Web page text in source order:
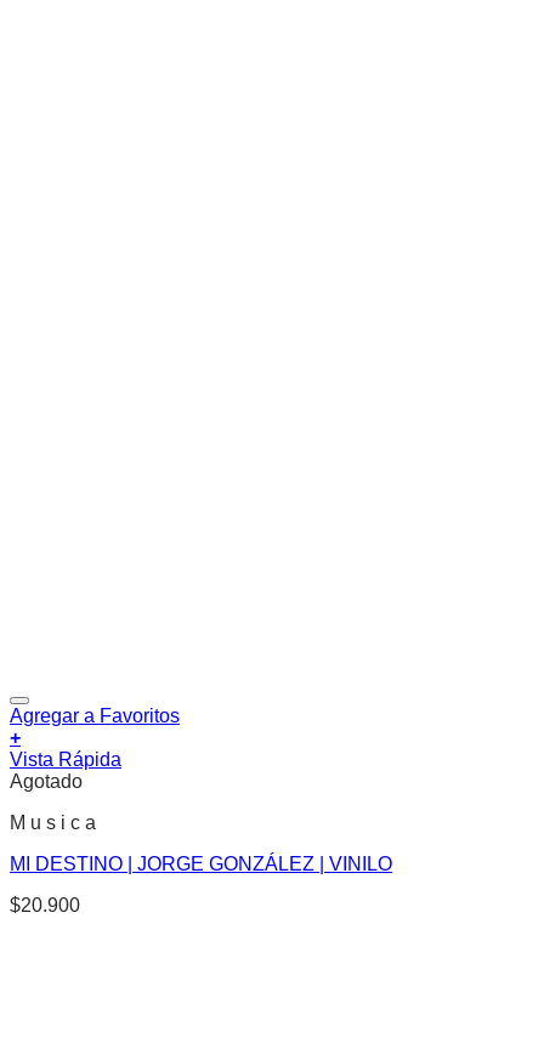
Agregar a Favoritos
+
Vista Rápida
Agotado
M u s i c a
MI DESTINO | JORGE GONZÁLEZ | VINILO
$20.900